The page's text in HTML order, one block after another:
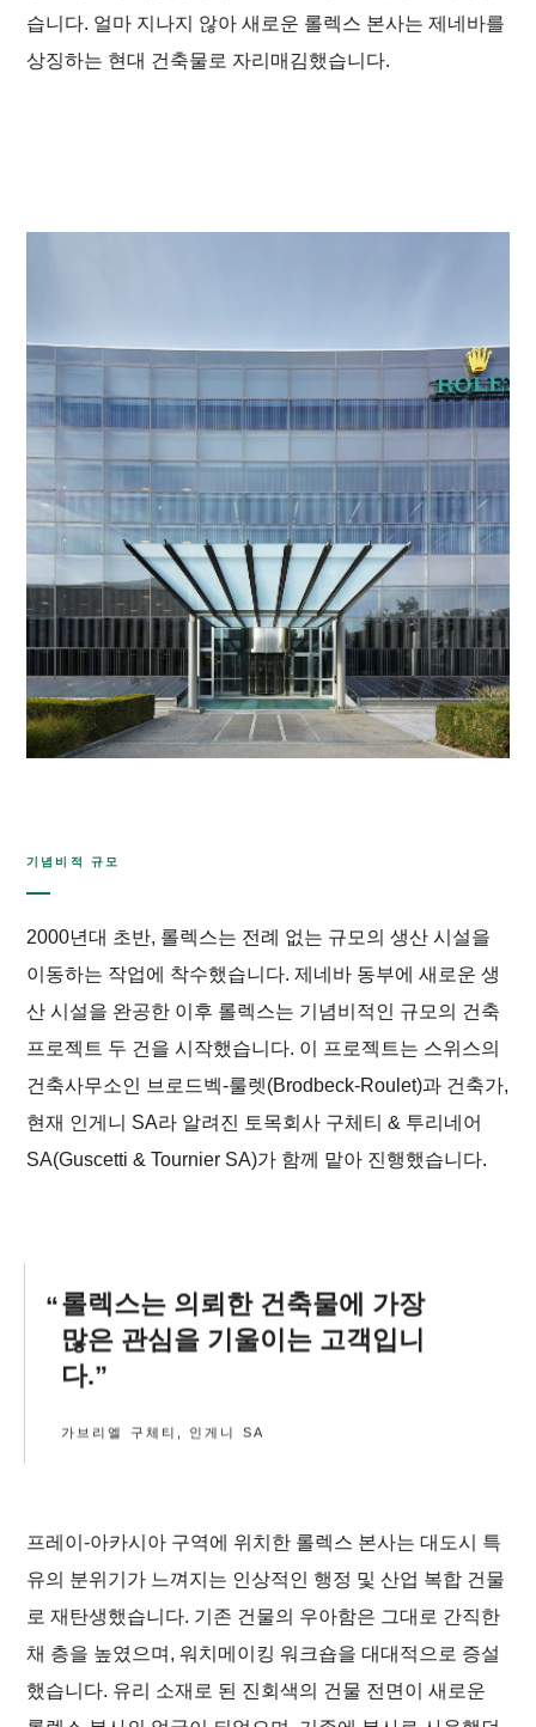
습니다. 얼마 지나지 않아 새로운 롤렉스 본사는 제네바를
상징하는 현대 건축물로 자리매김했습니다.
기념비적 규모
2000년대 초반, 롤렉스는 전례 없는 규모의 생산 시설을
이동하는 작업에 착수했습니다. 제네바 동부에 새로운 생
산 시설을 완공한 이후 롤렉스는 기념비적인 규모의 건축
프로젝트 두 건을 시작했습니다. 이 프로젝트는 스위스의
건축사무소인 브로드벡-룰렛(Brodbeck-Roulet)과 건축가,
현재 인게니 SA라 알려진 토목회사 구체티 & 투리네어
SA(Guscetti & Tournier SA)가 함께 맡아 진행했습니다.
롤렉스는 의뢰한 건축물에 가장
많은 관심을 기울이는 고객입니
다.
가브리엘 구체티, 인게니 SA
프레이-아카시아 구역에 위치한 롤렉스 본사는 대도시 특
유의 분위기가 느껴지는 인상적인 행정 및 산업 복합 건물
로 재탄생했습니다. 기존 건물의 우아함은 그대로 간직한
채 층을 높였으며, 워치메이킹 워크숍을 대대적으로 증설
했습니다. 유리 소재로 된 진회색의 건물 전면이 새로운